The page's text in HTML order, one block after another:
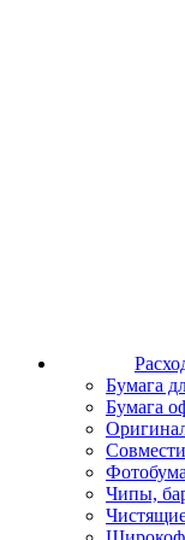
Бумага
Бумага
Чипы,